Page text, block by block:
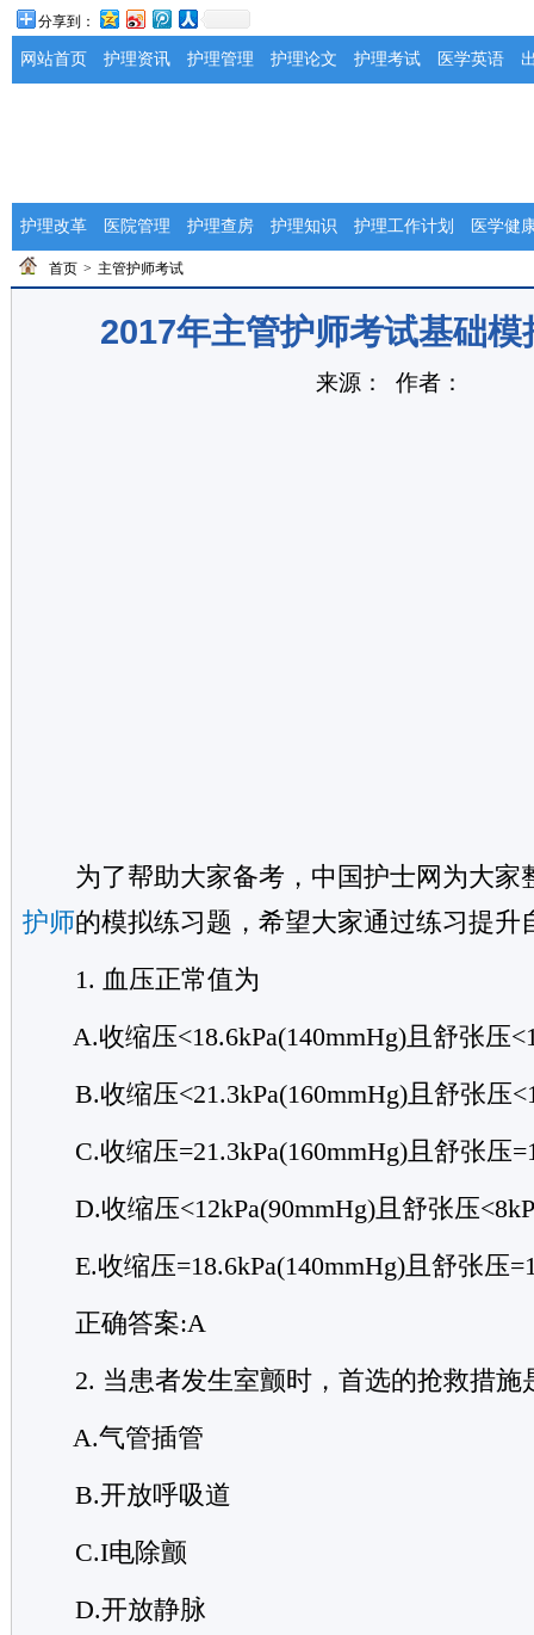
分享到：
网站首页 护理资讯 护理管理 护理论文 护理考试 医学英语
护理改革 医院管理 护理查房 护理知识 护理工作计划 医学健
首页 > 主管护师考试
2017年主管护师考试基础模
来源： 作者：
为了帮助大家备考，中国护士网为大家
护师的模拟练习题，希望大家通过练习提升
1. 血压正常值为
A.收缩压<18.6kPa(140mmHg)且舒张压
B.收缩压<21.3kPa(160mmHg)且舒张压
C.收缩压=21.3kPa(160mmHg)且舒张压
D.收缩压<12kPa(90mmHg)且舒张压
E.收缩压=18.6kPa(140mmHg)且舒张压
正确答案:A
2. 当患者发生室颤时，首选的抢救措施
A.气管插管
B.开放呼吸道
C.I电除颤
D.开放静脉